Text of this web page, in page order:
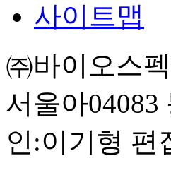
사이트맵
㈜바이오스
서울아04083
인:이기형 편